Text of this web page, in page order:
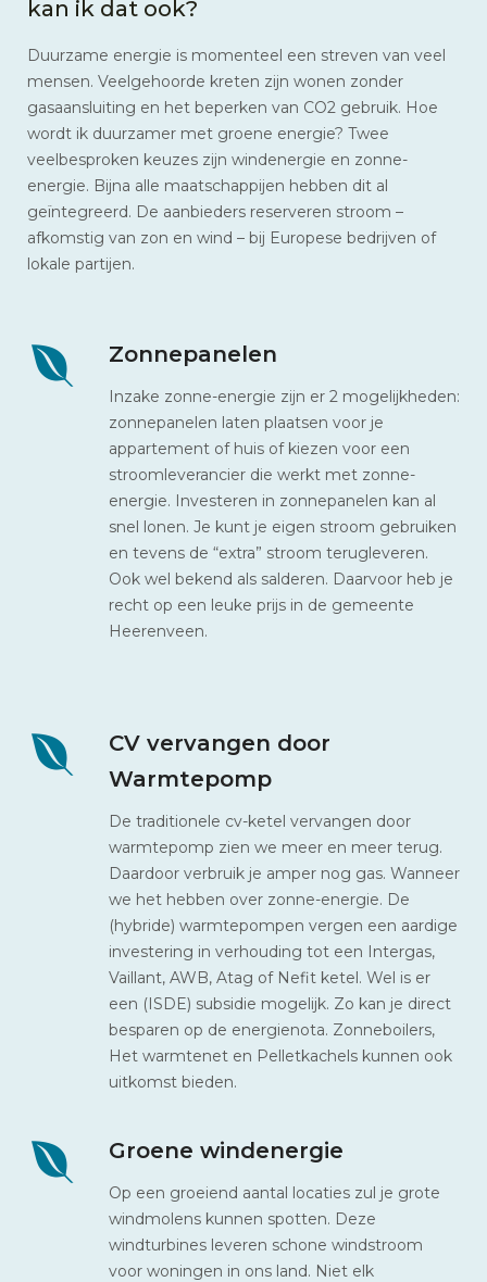
kan ik dat ook?
Duurzame energie is momenteel een streven van veel
mensen. Veelgehoorde kreten zijn wonen zonder
gasaansluiting en het beperken van CO2 gebruik. Hoe
wordt ik duurzamer met groene energie? Twee
veelbesproken keuzes zijn windenergie en zonne-
energie. Bijna alle maatschappijen hebben dit al
geïntegreerd. De aanbieders reserveren stroom –
afkomstig van zon en wind – bij Europese bedrijven of
lokale partijen.
Zonnepanelen
Inzake zonne-energie zijn er 2 mogelijkheden:
zonnepanelen laten plaatsen voor je
appartement of huis of kiezen voor een
stroomleverancier die werkt met zonne-
energie. Investeren in zonnepanelen kan al
snel lonen. Je kunt je eigen stroom gebruiken
en tevens de “extra” stroom terugleveren.
Ook wel bekend als salderen. Daarvoor heb je
recht op een leuke prijs in de gemeente
Heerenveen.
CV vervangen door
Warmtepomp
De traditionele cv-ketel vervangen door
warmtepomp zien we meer en meer terug.
Daardoor verbruik je amper nog gas. Wanneer
we het hebben over zonne-energie. De
(hybride) warmtepompen vergen een aardige
investering in verhouding tot een Intergas,
Vaillant, AWB, Atag of Nefit ketel. Wel is er
een (ISDE) subsidie mogelijk. Zo kan je direct
besparen op de energienota. Zonneboilers,
Het warmtenet en Pelletkachels kunnen ook
uitkomst bieden.
Groene windenergie
Op een groeiend aantal locaties zul je grote
windmolens kunnen spotten. Deze
windturbines leveren schone windstroom
voor woningen in ons land. Niet elk